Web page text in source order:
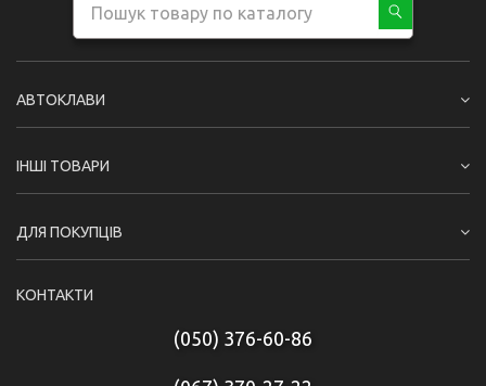
АВТОКЛАВИ
ІНШІ ТОВАРИ
ДЛЯ ПОКУПЦІВ
КОНТАКТИ
(050) 376-60-86